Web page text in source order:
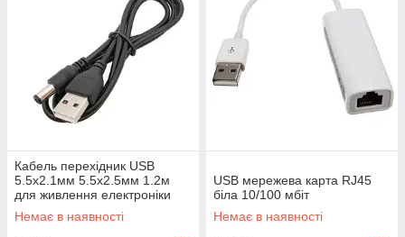
Кабель перехідник USB
5.5x2.1мм 5.5x2.5мм 1.2м
для живлення електроніки
Немає в наявності
USB мережева карта RJ45
біла 10/100 мбіт
Немає в наявності